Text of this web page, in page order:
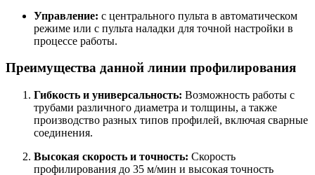
Управление: с центрального пульта в автоматическом
режиме или с пульта наладки для точной настройки в
процессе работы.
Преимущества данной линии профилирования
Гибкость и универсальность: Возможность работы с
трубами различного диаметра и толщины, а также
производство разных типов профилей, включая сварные
соединения.
Высокая скорость и точность: Скорость
профилирования до 35 м/мин и высокая точность